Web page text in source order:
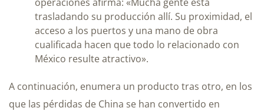
trasladando su producción allí. Su proximidad, el
acceso a los puertos y una mano de obra
cualificada hacen que todo lo relacionado con
México resulte atractivo».
A continuación, enumera un producto tras otro, en los
que las pérdidas de China se han convertido en